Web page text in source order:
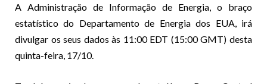
A Administração de Informação de Energia, o braço
estatístico do Departamento de Energia dos EUA, irá
divulgar os seus dados às 11:00 EDT (15:00 GMT) desta
quinta-feira, 17/10.